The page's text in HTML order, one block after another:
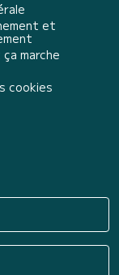
et
marche
cookies